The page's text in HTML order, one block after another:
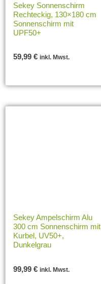
Sekey Sonnenschirm
Rechteckig, 130×180 cm
Sonnenschirm mit
UPF50+
59,99 € inkl. Mwst.
Sekey Ampelschirm Alu
300 cm Sonnenschirm mit
Kurbel, UV50+,
Dunkelgrau
99,99 € inkl. Mwst.